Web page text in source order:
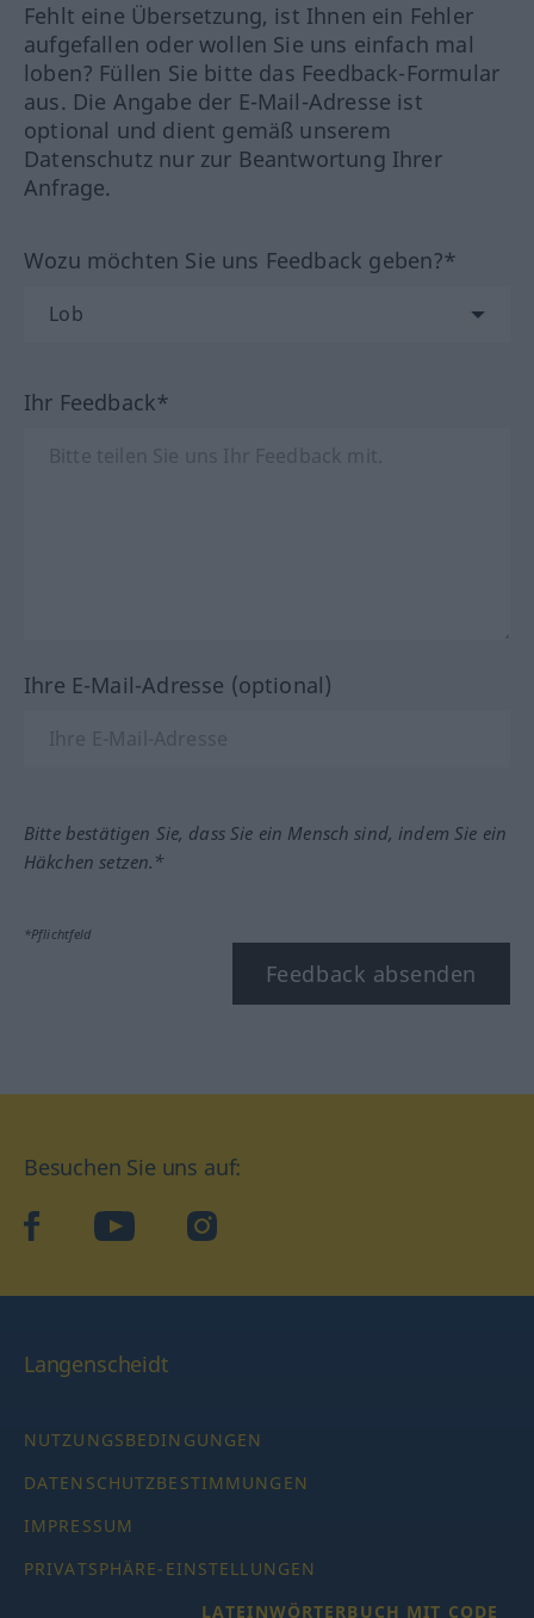
Fehlt eine Übersetzung, ist Ihnen ein Fehler
aufgefallen oder wollen Sie uns einfach mal
loben? Füllen Sie bitte das Feedback-Formular
aus. Die Angabe der E-Mail-Adresse ist
optional und dient gemäß unserem
Datenschutz nur zur Beantwortung Ihrer
Anfrage.
Wozu möchten Sie uns Feedback geben?*
Ihr Feedback*
Ihre E-Mail-Adresse (optional)
Bitte bestätigen Sie, dass Sie ein Mensch sind, indem Sie ein
Häkchen setzen.*
*Pflichtfeld
Feedback absenden
Besuchen Sie uns auf:
facebookYouTube Instagram
Langenscheidt
NUTZUNGSBEDINGUNGEN
DATENSCHUTZBESTIMMUNGEN
IMPRESSUM
PRIVATSPHÄRE-EINSTELLUNGEN
LATEINWÖRTERBUCH MIT CODE